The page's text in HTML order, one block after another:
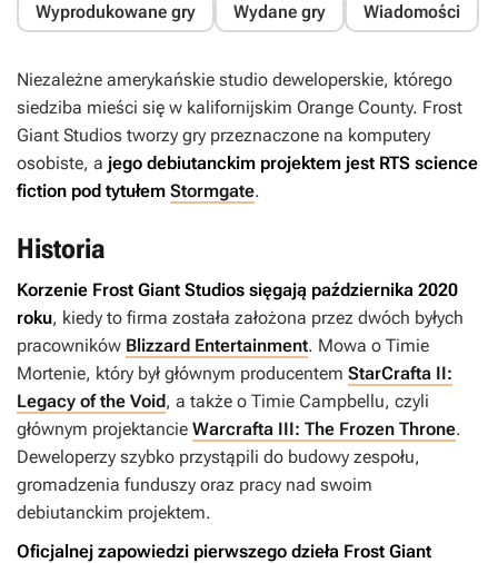
Wyprodukowane gry Wydane gry Wiadomości
Niezależne amerykańskie studio deweloperskie, którego
siedziba mieści się w kalifornijskim Orange County. Frost
Giant Studios tworzy gry przeznaczone na komputery
osobiste, a jego debiutanckim projektem jest RTS science
fiction pod tytułem Stormgate.
Historia
Korzenie Frost Giant Studios sięgają października 2020
roku, kiedy to firma została założona przez dwóch byłych
pracowników Blizzard Entertainment. Mowa o Timie
Mortenie, który był głównym producentem StarCrafta II:
Legacy of the Void, a także o Timie Campbellu, czyli
głównym projektancie Warcrafta III: The Frozen Throne.
Deweloperzy szybko przystąpili do budowy zespołu,
gromadzenia funduszy oraz pracy nad swoim
debiutanckim projektem.
Oficjalnej zapowiedzi pierwszego dzieła Frost Giant